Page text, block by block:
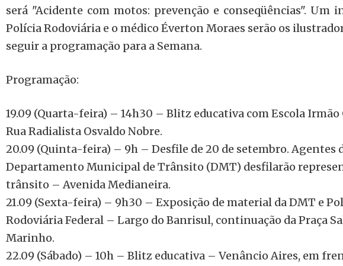
será "Acidente com motos: prevenção e conseqüências". Um
Polícia Rodoviária e o médico Éverton Moraes serão os
seguir a programação para a Semana.
Programação:
19.09 (Quarta-feira) – 14h30 – Blitz educativa com Escola
Rua Radialista Osvaldo Nobre.
20.09 (Quinta-feira) – 9h – Desfile de 20 de setembro. Agentes
Departamento Municipal de Trânsito (DMT) desfilarão
trânsito – Avenida Medianeira.
21.09 (Sexta-feira) – 9h30 – Exposição de material da DMT e
Rodoviária Federal – Largo do Banrisul, continuação da Praça
Marinho.
22.09 (Sábado) – 10h – Blitz educativa – Venâncio Aires, em